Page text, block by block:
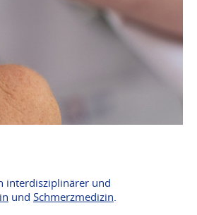
interdisziplinärer und
und Schmerzmedizin